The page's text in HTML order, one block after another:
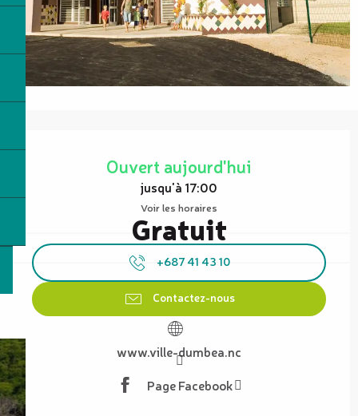
Ouvert aujourd'hui
jusqu'à 17:00
Voir les horaires
Gratuit
+687 41 43 10
Contactez-nous
www.ville-dumbea.nc
Page Facebook